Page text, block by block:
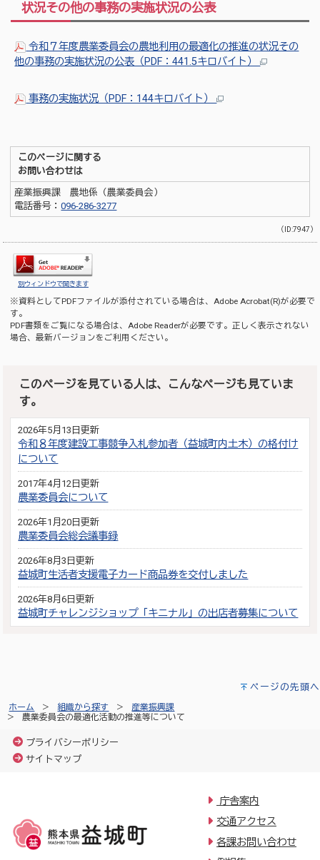
状況その他の事務の実施状況の公表
令和７年度農業委員会の農地利用の最適化の推進の状況その
他の事務の実施状況の公表（PDF：441.5キロバイト）
事務の実施状況（PDF：144キロバイト）
このページに関する
お問い合わせは
産業振興課 農地係（農業委員会）
電話番号：096-286-3277
（ID:7947）
別ウィンドウで開きます
※資料としてPDFファイルが添付されている場合は、 Adobe Acrobat(R)が必要で
す。
PDF書類をご覧になる場合は、 Adobe Readerが必要です。正しく表示されない
場合、最新バージョンをご利用ください。
このページを見ている人は、こんなページも見ていま
す。
2026年5月13日更新
令和８年度建設工事競争入札参加者（益城町内土木）の格付け
について
2017年4月12日更新
農業委員会について
2026年1月20日更新
農業委員会総会議事録
2026年8月3日更新
益城町生活者支援電子カード商品券を交付しました
2026年8月6日更新
益城町チャレンジショップ「キニナル」の出店者募集について
ページの先頭へ
ホーム 組織から探す
産業振興課
農業委員会の最適化活動の推進等について
プライバシーポリシー
サイトマップ
庁舎案内
交通アクセス
各課お問い合わせ